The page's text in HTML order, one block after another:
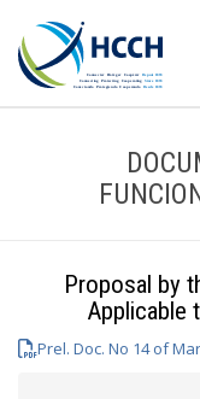
Proposal by
Applicable
Prel. Doc. No 14 of